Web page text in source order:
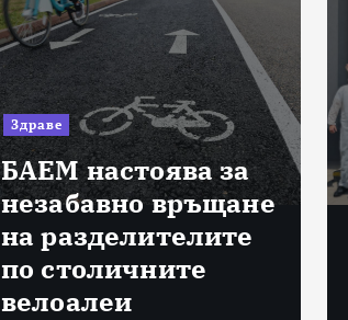
Здраве
БАЕМ настоява за
незабавно връщане
на разделителите
по столичните
велоалеи